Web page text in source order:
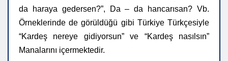
da haraya gedersen?”, Da – da hancarısan? Vb.
Örneklerinde de görüldüğü gibi Türkiye Türkçesiyle
“Kardeş nereye gidiyorsun” ve “Kardeş nasılsın”
Manalarını içermektedir.